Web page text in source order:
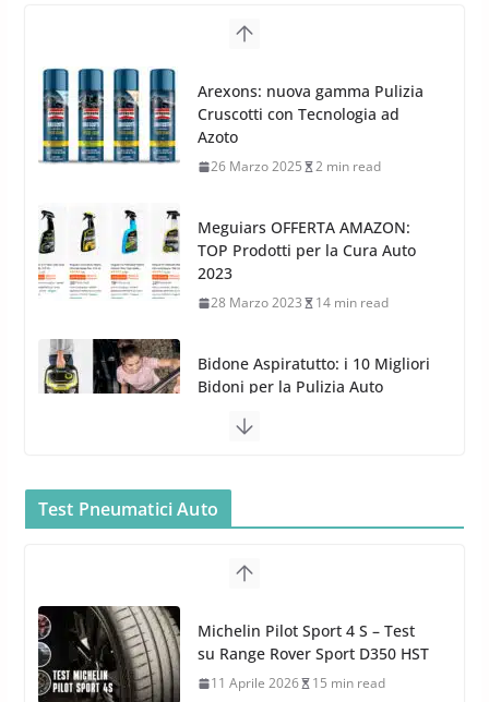
l’acquisizione di Reedijk
3 Dicembre 2024 3 min read
Meguiars OFFERTA AMAZON:
TOP Prodotti per la Cura Auto
2023
28 Marzo 2023 14 min read
Bidone Aspiratutto: i 10 Migliori
Bidoni per la Pulizia Auto
6 Maggio 2022
Gun per la tua Idropulitrice?
5 Maggio 2022 2 min read
Car Care
26 Marzo 2025 2 min read
Azoto
26 Marzo 2025 2 min read
Test Pneumatici Auto
Hankook Test Pneumatici Estivi
2026: Ventus evo vince con Auto
Bild, Ventus Prime 4 convince